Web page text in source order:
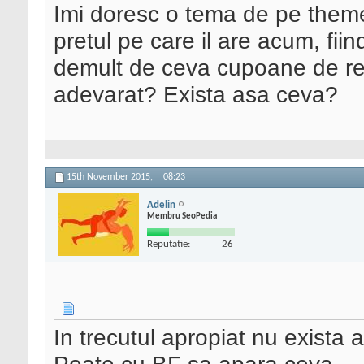
Imi doresc o tema de pe
pretul pe care il are acum,
demult de ceva cupoane de
adevarat? Exista asa ceva?
15th November 2015, 08:23
Adelin
Membru SeoPedia
Reputatie: 26
In trecutul apropiat nu exista